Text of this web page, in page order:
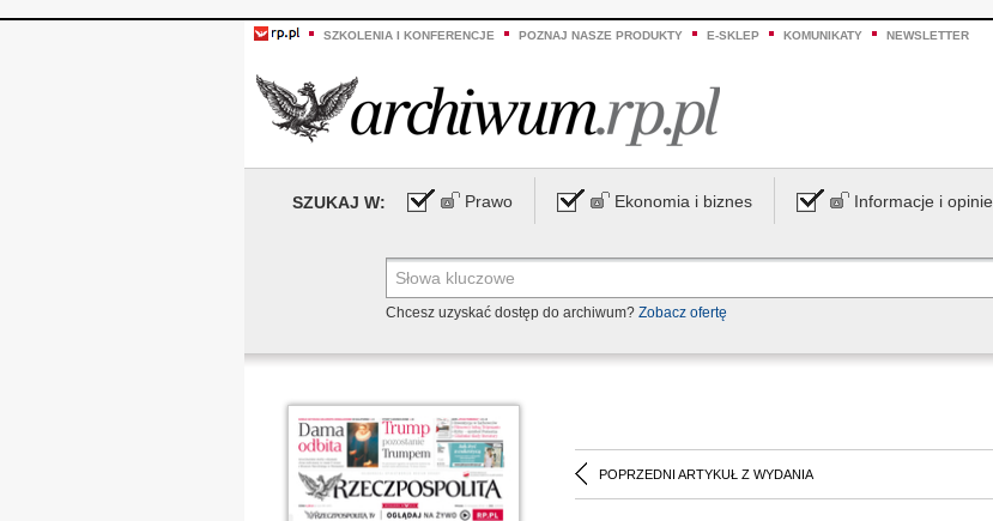
SZKOLENIA I KONFERENCJE POZNAJ NASZE PRODUKTY E-SKLEP KOMUNIKATY NEWSLETTER
SZUKAJ W: Prawo Ekonomia i biznes Informacje i opinie
Chcesz uzyskać dostęp do archiwum? Zobacz ofertę
POPRZEDNI ARTYKUŁ Z WYDANIA